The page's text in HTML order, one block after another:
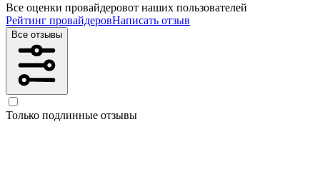
Все оценки провайдеровот наших пользователей
Рейтинг провайдеровНаписать отзыв
Все отзывы
Только подлинные отзывы